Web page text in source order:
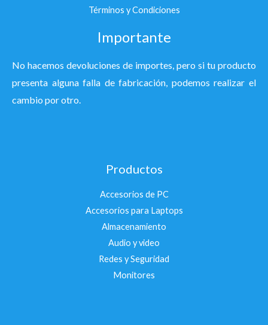
Términos y Condiciones
Importante
No hacemos devoluciones de importes, pero si tu producto
presenta alguna falla de fabricación, podemos realizar el
cambio por otro.
Productos
Accesorios de PC
Accesorios para Laptops
Almacenamiento
Audio y video
Redes y Seguridad
Monitores